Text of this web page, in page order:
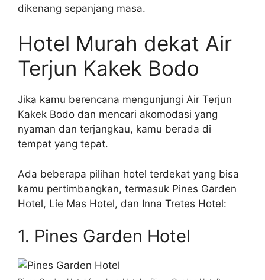
dikenang sepanjang masa.
Hotel Murah dekat Air
Terjun Kakek Bodo
Jika kamu berencana mengunjungi Air Terjun
Kakek Bodo dan mencari akomodasi yang
nyaman dan terjangkau, kamu berada di
tempat yang tepat.
Ada beberapa pilihan hotel terdekat yang bisa
kamu pertimbangkan, termasuk Pines Garden
Hotel, Lie Mas Hotel, dan Inna Tretes Hotel:
1. Pines Garden Hotel